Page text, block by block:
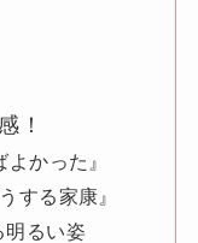
！
かった』
する家康』
明るい姿